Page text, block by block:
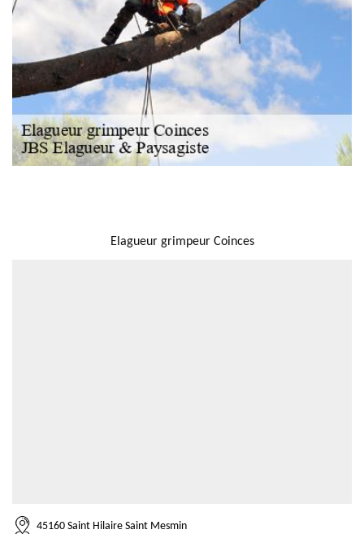
Elagueur grimpeur Coinces
45160 Saint Hilaire Saint Mesmin